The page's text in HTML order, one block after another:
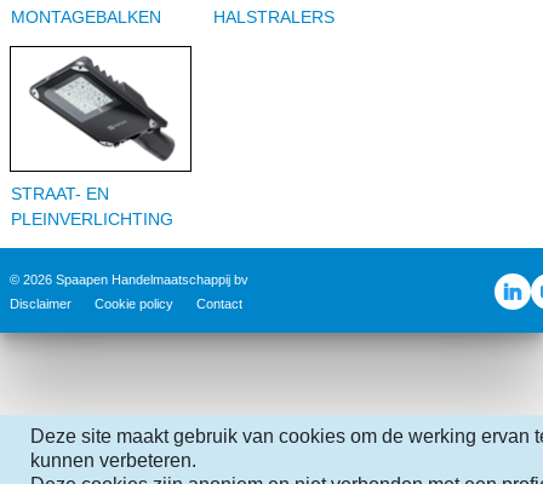
MONTAGEBALKEN HALSTRALERS
STRAAT- EN
PLEINVERLICHTING
© 2026 Spaapen Handelmaatschappij bv
Disclaimer
Cookie policy Contact
Deze site maakt gebruik van cookies om de werking ervan
kunnen verbeteren.